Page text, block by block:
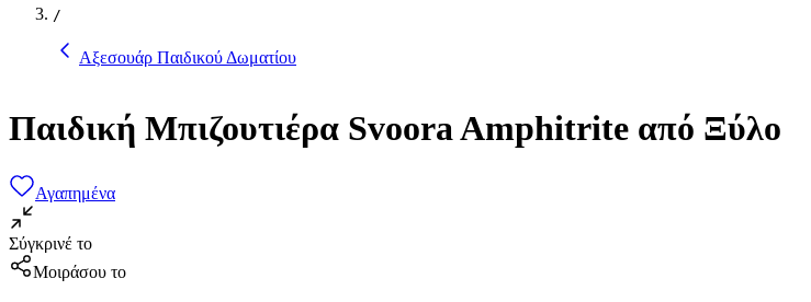
/
Αξεσουάρ Παιδικού Δωματίου
Παιδική Μπιζουτιέρα Svoora Amphitrite από Ξύλο
Αγαπημένα
Σύγκρινέ το
Μοιράσου το